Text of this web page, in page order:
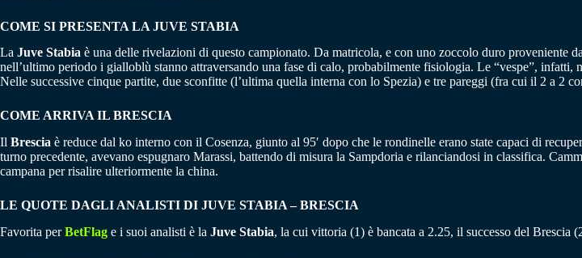
COME SI PRESENTA LA JUVE STABIA
La Juve Stabia è una delle rivelazioni di questo campionato. Da matricola, e con uno zoccolo duro proveniente
nell’ultimo periodo i gialloblù stanno attraversando una fase di calo, probabilmente fisiologia. Le “vespe”,
Nelle successive cinque partite, due sconfitte (l’ultima quella interna con lo Spezia) e tre pareggi (fra cui il 2 a 2
COME ARRIVA IL BRESCIA
Il Brescia è reduce dal ko interno con il Cosenza, giunto al 95′ dopo che le rondinelle erano state capaci di
turno precedente, avevano espugnaro Marassi, battendo di misura la Sampdoria e rilanciandosi in classifica.
campana per risalire ulteriormente la china.
LE QUOTE DAGLI ANALISTI DI JUVE STABIA – BRESCIA
Favorita perBetFlag e i suoi analisti è la Juve Stabia, la cui vittoria (1) è bancata a 2.25, il successo del